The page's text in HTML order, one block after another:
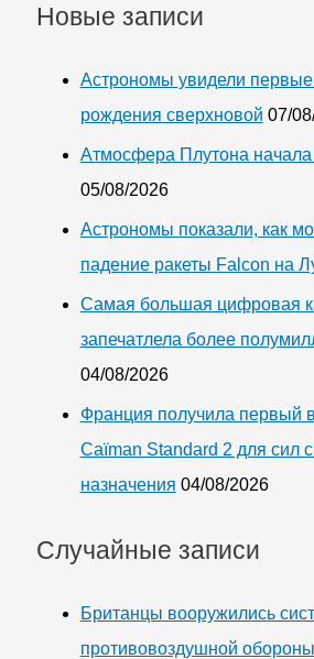
Новые записи
Астрономы увидели
рождения сверхновой 07/
Атмосфера Плутона начала
05/08/2026
Астрономы показали, как
падение ракеты Falcon на
Самая большая цифровая
запечатлела более
04/08/2026
Франция получила первый
Caïman Standard 2 для сил
назначения 04/08/2026
Случайные записи
Британцы вооружились
противовоздушной